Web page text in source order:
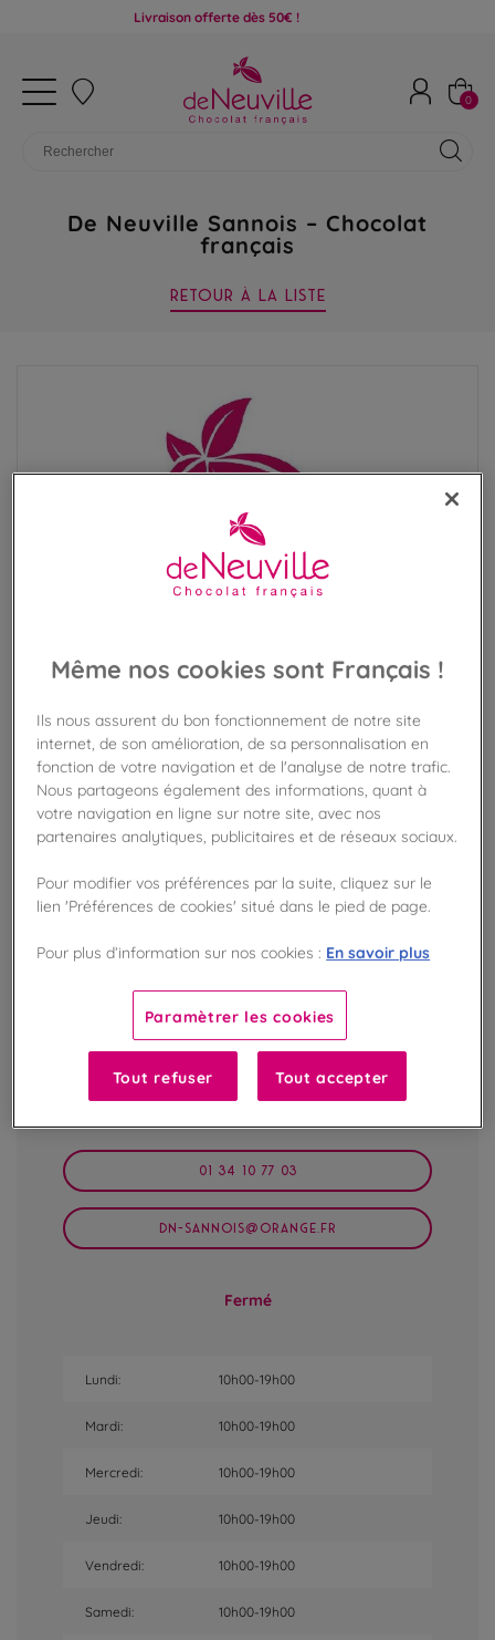
Livraison offerte dès 50€ !
0
De Neuville Sannois – Chocolat
français
RETOUR À LA LISTE
VOIR LES PRODUITS DANS LA BOUTIQUE
1-29 Rue de la Horionne 95110
01 34 10 77 03
DN-SANNOIS@ORANGE.FR
Fermé
Lundi: 10h00-19h00
Mardi: 10h00-19h00
Mercredi: 10h00-19h00
Jeudi: 10h00-19h00
Vendredi: 10h00-19h00
Samedi: 10h00-19h00
Même nos cookies sont Français !
Ils nous assurent du bon fonctionnement de notre site
internet, de son amélioration, de sa personnalisation en
fonction de votre navigation et de l'analyse de notre trafic.
Nous partageons également des informations, quant à
votre navigation en ligne sur notre site, avec nos
partenaires analytiques, publicitaires et de réseaux sociaux.
Pour modifier vos préférences par la suite, cliquez sur le
lien 'Préférences de cookies' situé dans le pied de page.
Pour plus d’information sur nos cookies : En savoir plus
Paramètrer les cookies
Tout refuser Tout accepter